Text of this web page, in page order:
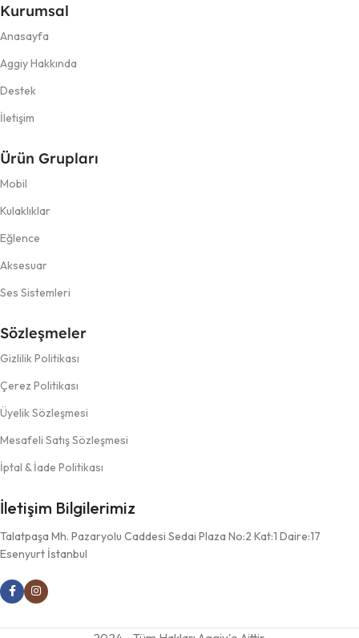
Kurumsal
Anasayfa
Aggiy Hakkında
Destek
İletişim
Ürün Grupları
Mobil
Kulaklıklar
Eğlence
Aksesuar
Ses Sistemleri
Sözleşmeler
Gizlilik Politikası
Çerez Politikası
Üyelik Sözleşmesi
Mesafeli Satış Sözleşmesi
İptal & İade Politikası
İletişim Bilgilerimiz
Talatpaşa Mh. Pazaryolu Caddesi Sedai Plaza No:2 Kat:1 Daire:17
Esenyurt İstanbul